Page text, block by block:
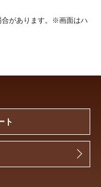
があります。※画面はハ
ト